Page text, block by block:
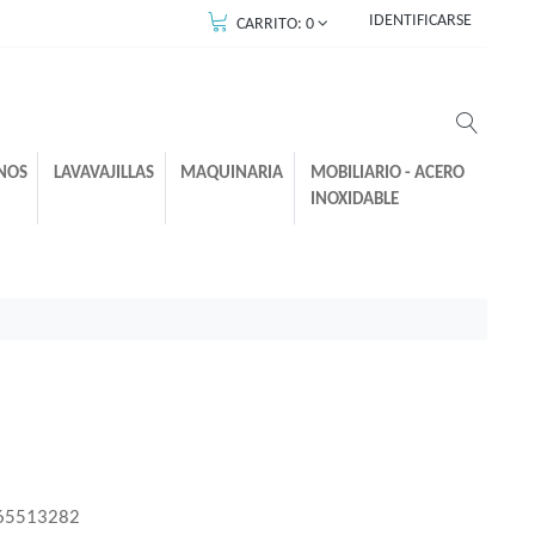
CARRITO:0 IDENTIFICARSE
LAVAVAJILLAS MAQUINARIA
MOBILIARIO - ACERO
INOXIDABLE